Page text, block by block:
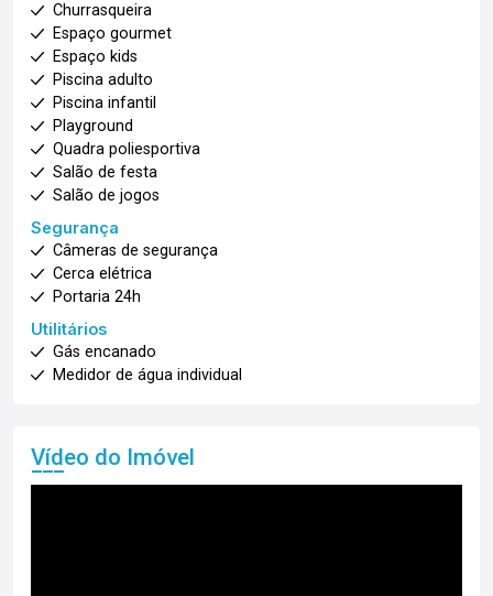
Churrasqueira
Espaço gourmet
Espaço kids
Piscina adulto
Piscina infantil
Playground
Quadra poliesportiva
Salão de festa
Salão de jogos
Segurança
Câmeras de segurança
Cerca elétrica
Portaria 24h
Utilitários
Gás encanado
Medidor de água individual
Vídeo do Imóvel